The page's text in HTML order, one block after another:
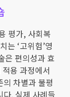
평가, 사회복
는 ‘고위험’영
은 편의성과 효
용 과정에서
차별과 불평
다. 실제 사례들